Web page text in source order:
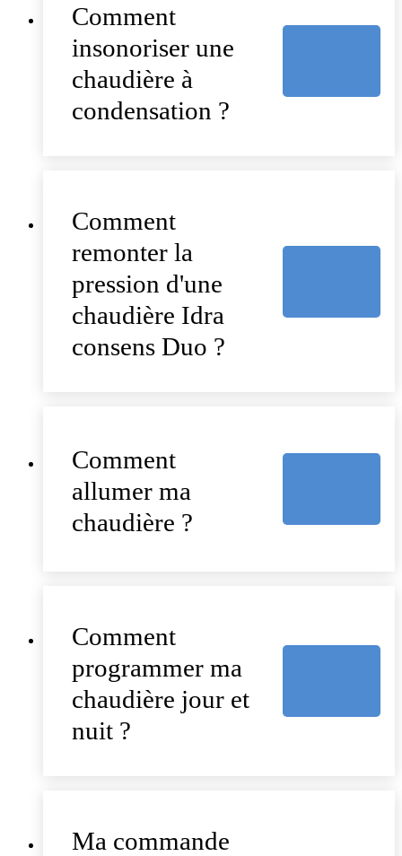
Comment
insonoriser une
chaudière à
condensation ?
Comment
remonter la
pression d'une
chaudière Idra
consens Duo ?
Comment
allumer ma
chaudière ?
Comment
programmer ma
chaudière jour et
nuit ?
Ma commande